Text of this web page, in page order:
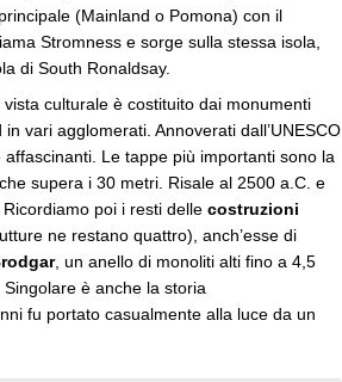
(Mainland o Pomona) con il
Stromness e sorge sulla stessa isola,
di South Ronaldsay.
culturale è costituito dai monumenti
vari agglomerati. Annoverati dall’UNESCO
Le tappe più importanti sono la
che supera i 30 metri. Risale al 2500 a.C. e
poi i resti delle costruzioni
ne restano quattro), anch’esse di
, un anello di monoliti alti fino a 4,5
è anche la storia
fu portato casualmente alla luce da un